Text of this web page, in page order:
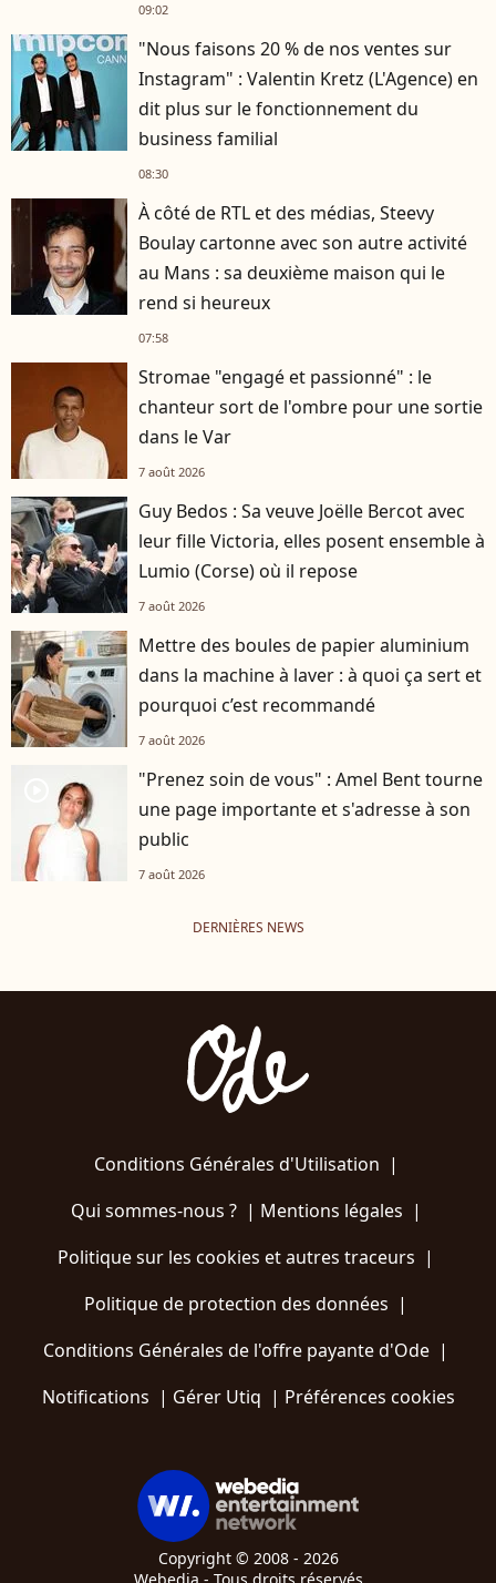
09:02
"Nous faisons 20 % de nos ventes sur
Instagram" : Valentin Kretz (L'Agence) en
dit plus sur le fonctionnement du
business familial
08:30
À côté de RTL et des médias, Steevy
Boulay cartonne avec son autre activité
au Mans : sa deuxième maison qui le
rend si heureux
07:58
Stromae "engagé et passionné" : le
chanteur sort de l'ombre pour une sortie
dans le Var
7 août 2026
Guy Bedos : Sa veuve Joëlle Bercot avec
leur fille Victoria, elles posent ensemble à
Lumio (Corse) où il repose
7 août 2026
Mettre des boules de papier aluminium
dans la machine à laver : à quoi ça sert et
pourquoi c’est recommandé
7 août 2026
"Prenez soin de vous" : Amel Bent tourne
une page importante et s'adresse à son
public
7 août 2026
DERNIÈRES NEWS
Conditions Générales d'Utilisation |
Qui sommes-nous ?| Mentions légales |
Politique sur les cookies et autres traceurs |
Politique de protection des données |
Conditions Générales de l'offre payante d'Ode |
Notifications | Gérer Utiq | Préférences cookies
Copyright © 2008 - 2026